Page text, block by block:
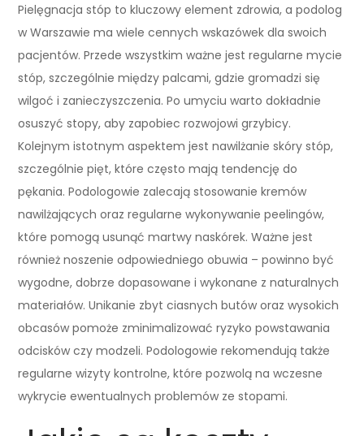
Pielęgnacja stóp to kluczowy element zdrowia, a podolog
w Warszawie ma wiele cennych wskazówek dla swoich
pacjentów. Przede wszystkim ważne jest regularne mycie
stóp, szczególnie między palcami, gdzie gromadzi się
wilgoć i zanieczyszczenia. Po umyciu warto dokładnie
osuszyć stopy, aby zapobiec rozwojowi grzybicy.
Kolejnym istotnym aspektem jest nawilżanie skóry stóp,
szczególnie pięt, które często mają tendencję do
pękania. Podologowie zalecają stosowanie kremów
nawilżających oraz regularne wykonywanie peelingów,
które pomogą usunąć martwy naskórek. Ważne jest
również noszenie odpowiedniego obuwia – powinno być
wygodne, dobrze dopasowane i wykonane z naturalnych
materiałów. Unikanie zbyt ciasnych butów oraz wysokich
obcasów pomoże zminimalizować ryzyko powstawania
odcisków czy modzeli. Podologowie rekomendują także
regularne wizyty kontrolne, które pozwolą na wczesne
wykrycie ewentualnych problemów ze stopami.